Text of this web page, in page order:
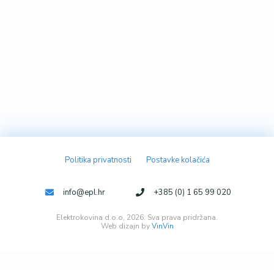
Politika privatnosti Postavke kolačića
Web dizajn byVinVin
Elektrokovina d.o.o, 2026. Sva prava pridržana.
info@epl.hr +385 (0) 1 65 99 020